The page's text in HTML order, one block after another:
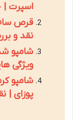
اسپرت |
قرص
نقد و
شامپو
ویژگی
شامپو
پوزای |